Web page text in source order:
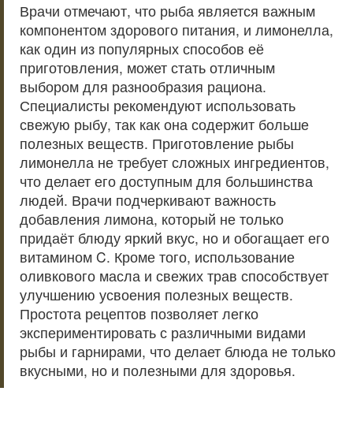
Врачи отмечают, что рыба является важным
компонентом здорового питания, и лимонелла,
как один из популярных способов её
приготовления, может стать отличным
выбором для разнообразия рациона.
Специалисты рекомендуют использовать
свежую рыбу, так как она содержит больше
полезных веществ. Приготовление рыбы
лимонелла не требует сложных ингредиентов,
что делает его доступным для большинства
людей. Врачи подчеркивают важность
добавления лимона, который не только
придаёт блюду яркий вкус, но и обогащает его
витамином C. Кроме того, использование
оливкового масла и свежих трав способствует
улучшению усвоения полезных веществ.
Простота рецептов позволяет легко
экспериментировать с различными видами
рыбы и гарнирами, что делает блюда не только
вкусными, но и полезными для здоровья.